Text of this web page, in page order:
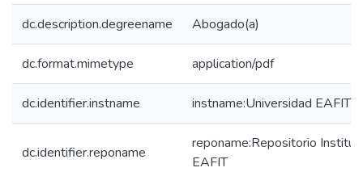
dc.description.degreename Abogado(a)
dc.format.mimetype application/pdf
dc.identifier.instname instname:Universidad EAFIT
dc.identifier.reponame
reponame:Repositorio
EAFIT